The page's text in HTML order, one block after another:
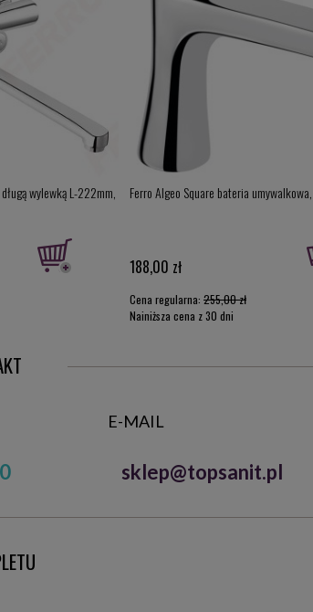
wylewką L-222mm,
Ferro Algeo Square bateria
188,00 zł
Cena regularna: 255,00 zł
Najniższa cena z 30 dni
E-MAIL
sklep@topsanit.pl